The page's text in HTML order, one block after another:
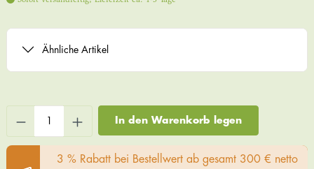
Ähnliche Artikel
In den Warenkorb legen
3 % Rabatt bei Bestellwert ab gesamt 300 € netto